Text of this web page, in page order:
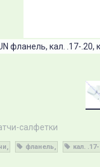
фланель, кал. .17-
салфетки
фланель кал.